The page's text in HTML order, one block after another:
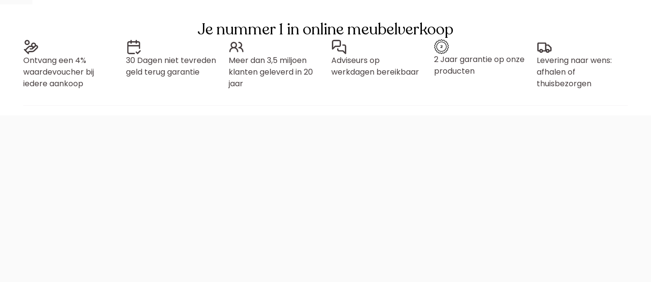
Je nummer 1 in online meubelverkoop
Ontvang een 4%
waardevoucher bij
iedere aankoop
30 Dagen niet tevreden
geld terug garantie
Meer dan 3,5 miljoen
klanten geleverd in 20
jaar
Adviseurs op
werkdagen bereikbaar
2 Jaar garantie op onze
producten
Levering naar wens:
afhalen of
thuisbezorgen